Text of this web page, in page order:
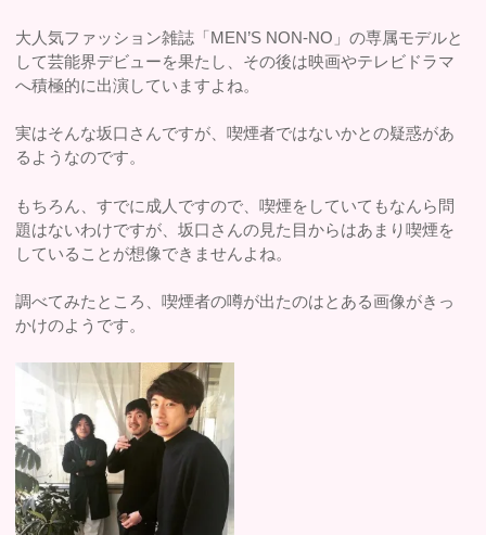
大人気ファッション雑誌「MEN’S NON-NO」の専属モデルと
して芸能界デビューを果たし、その後は映画やテレビドラマ
へ積極的に出演していますよね。
実はそんな坂口さんですが、喫煙者ではないかとの疑惑があ
るようなのです。
もちろん、すでに成人ですので、喫煙をしていてもなんら問
題はないわけですが、坂口さんの見た目からはあまり喫煙を
していることが想像できませんよね。
調べてみたところ、喫煙者の噂が出たのはとある画像がきっ
かけのようです。